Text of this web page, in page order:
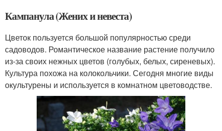
Кампанула (Жених и невеста)
Цветок пользуется большой популярностью среди
садоводов. Романтическое название растение получило
из-за своих нежных цветов (голубых, белых, сиреневых).
Культура похожа на колокольчики. Сегодня многие виды
окультурены и используется в комнатном цветоводстве.